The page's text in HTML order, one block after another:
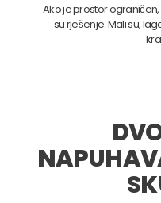
Ako je prostor
su rješenje. Mali su,